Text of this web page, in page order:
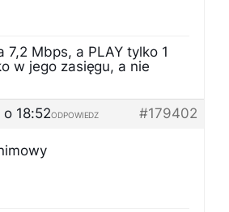
7,2 Mbps, a PLAY tylko 1
w jego zasięgu, a nie
18:52
#179402
ODPOWIEDZ